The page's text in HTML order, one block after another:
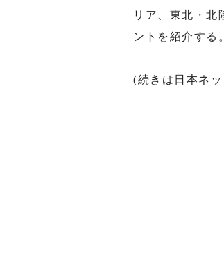
リア、東北・北
ントを紹介する。
(続きは日本ネ